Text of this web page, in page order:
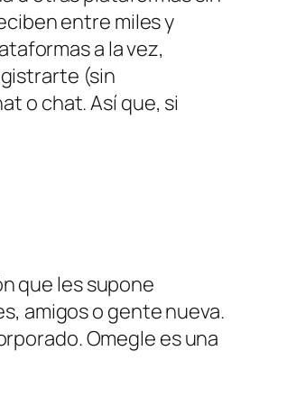
entre miles y
a la vez,
(sin
o chat. Así que, si
que les supone
amigos o gente nueva.
Omegle es una